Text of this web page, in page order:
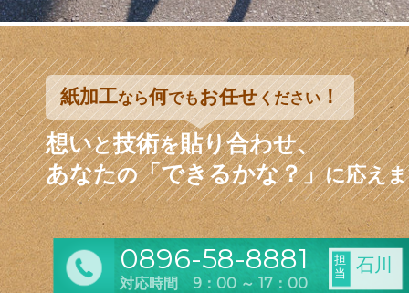
紙加工なら何でもお任せください！
想いと技術を貼り合わせ、
あなたの「できるかな？」に応え
0896-58-8881
対応時間 9：00 ～ 17：00
担
当
石川